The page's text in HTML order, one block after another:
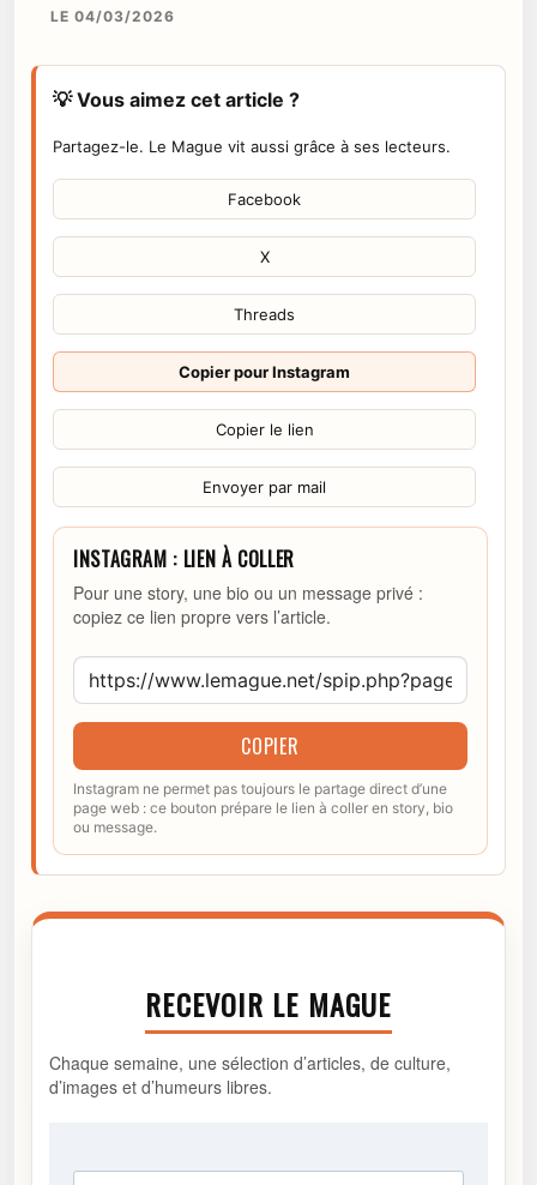
LE 04/03/2026
💡 Vous aimez cet article ?
Partagez-le. Le Mague vit aussi grâce à ses lecteurs.
Facebook
X
Threads
Copier pour Instagram
Copier le lien
Envoyer par mail
INSTAGRAM : LIEN À COLLER
Pour une story, une bio ou un message privé :
copiez ce lien propre vers l’article.
COPIER
Instagram ne permet pas toujours le partage direct d’une
page web : ce bouton prépare le lien à coller en story, bio
ou message.
RECEVOIR LE MAGUE
Chaque semaine, une sélection d’articles, de culture,
d’images et d’humeurs libres.